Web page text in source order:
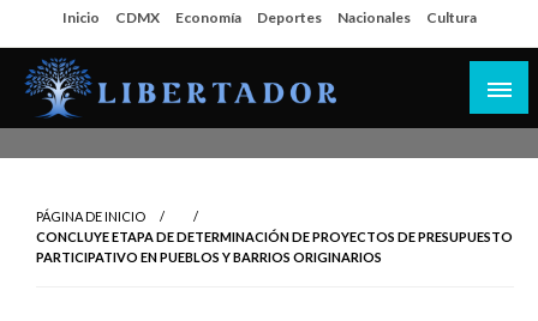
al
contenido
Inicio CDMX Economía Deportes Nacionales Cultura
PÁGINA DE INICIO
CONCLUYE ETAPA DE DETERMINACIÓN DE PROYECTOS DE PRESUPUESTO
PARTICIPATIVO EN PUEBLOS Y BARRIOS ORIGINARIOS